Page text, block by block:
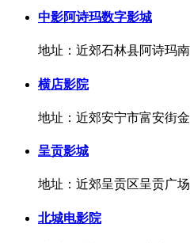
中影阿诗玛数字影城
地址：近郊石林县阿诗玛
横店影院
地址：近郊安宁市富安街
呈贡影城
地址：近郊呈贡区呈贡广
北城电影院